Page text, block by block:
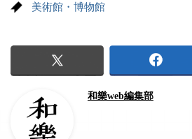
美術館・博物館
和樂web編集部